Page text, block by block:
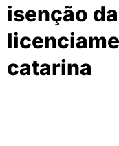
isenção
catarina